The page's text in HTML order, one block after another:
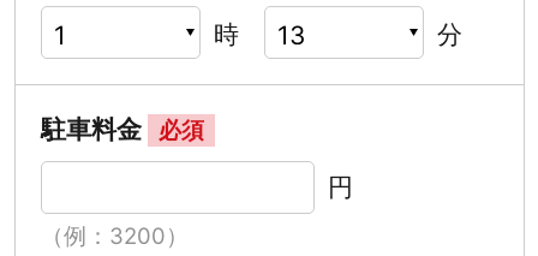
時 分
駐車料金 必須
円
（例：3200）